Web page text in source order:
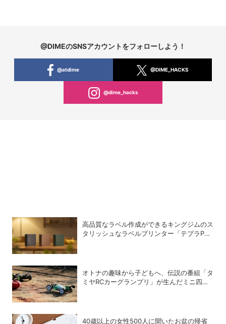
@DIMEのSNSアカウントをフォローしよう！
@atdime @DIME_HACKS
@dime_hacks
高品質なラベル作成ができるキングジムのス
タリッシュなラベルプリンター「テプラPRO
オトナの趣味から子どもへ、伝説の番組「タ
ミヤRCカーグランプリ」が生んだミニ四駆
40歳以上の女性500人に聞いたお盆の帰省